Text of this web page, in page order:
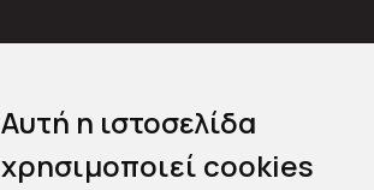
Αυτή η ιστοσελίδα
χρησιμοποιεί cookies